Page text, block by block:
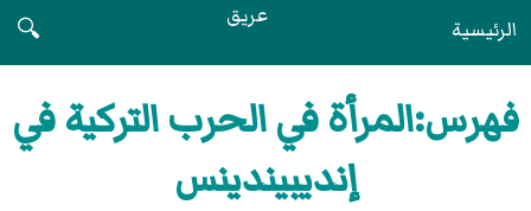
الرئيسية عريق
🔍
فهرس:المرأة في الحرب التركية في
إنديبيندينس